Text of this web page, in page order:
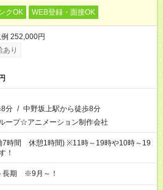
クOK WEB登録・面接OK
252,000円
あり
分 / 中野坂上駅から徒歩8分
ープ☆アニメーション制作会社
7時間 休憩1時間) ※11時～19時や10時～19
！
長期 ※9月～！